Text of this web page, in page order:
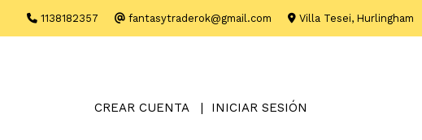
1138182357 fantasytraderok@gmail.com Villa Tesei, Hurlingham
CREAR CUENTA INICIAR SESIÓN